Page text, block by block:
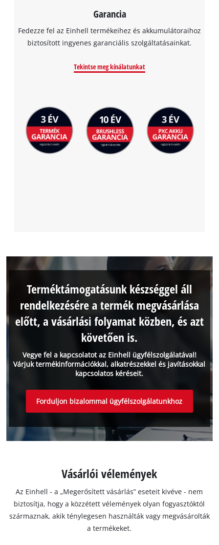
to trackers that are not disclosed to the
the site with their CMP to add this content
to the list of technologies used.
Management Platform
Garancia
Fedezze fel az Einhell termékeihez és akkumulátoraihoz
biztosított ingyenes garanciális szolgáltatásainkat.
Tekintse meg kínálatunkat
Vegye fel a kapcsolatot az Einhell ügyfélszolgálatával!
Várjuk termékinformációkkal, alkatrészekkel és javításokkal
kapcsolatos kéréseit.
Terméktámogatásunk készséggel áll
rendelkezésére a termék megvásárlása
előtt, a vásárlási folyamat közben, és azt
követően is.
Forduljon bizalommal ügyfélszolgálatunkhoz
Vásárlói vélemények
Az Einhell - a „Megerősített vásárlás” eseteit kivéve - nem
biztosítja, hogy a közzétett vélemények olyan fogyasztóktól
származnak, akik ténylegesen használták vagy megvásárolták
a termékeket.